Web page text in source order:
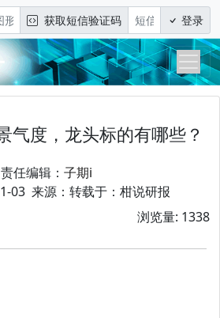
获取短信验证码 登录
气度，龙头标的有哪些？
责任编辑： 子期i
03 来源：转载于：柑说研报
浏览量: 1338